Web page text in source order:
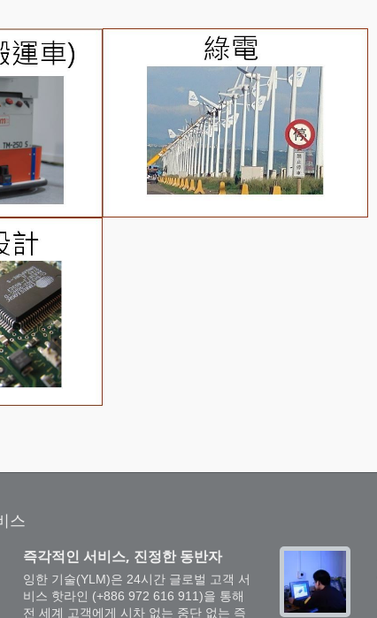
스
즉각적인 서비스, 진정한 동반자
잉한 기술(YLM)은 24시간 글로벌 고객 서
비스 핫라인 (+886 972 616 911)을 통해
전 세계 고객에게 시차 없는 중단 없는 즉